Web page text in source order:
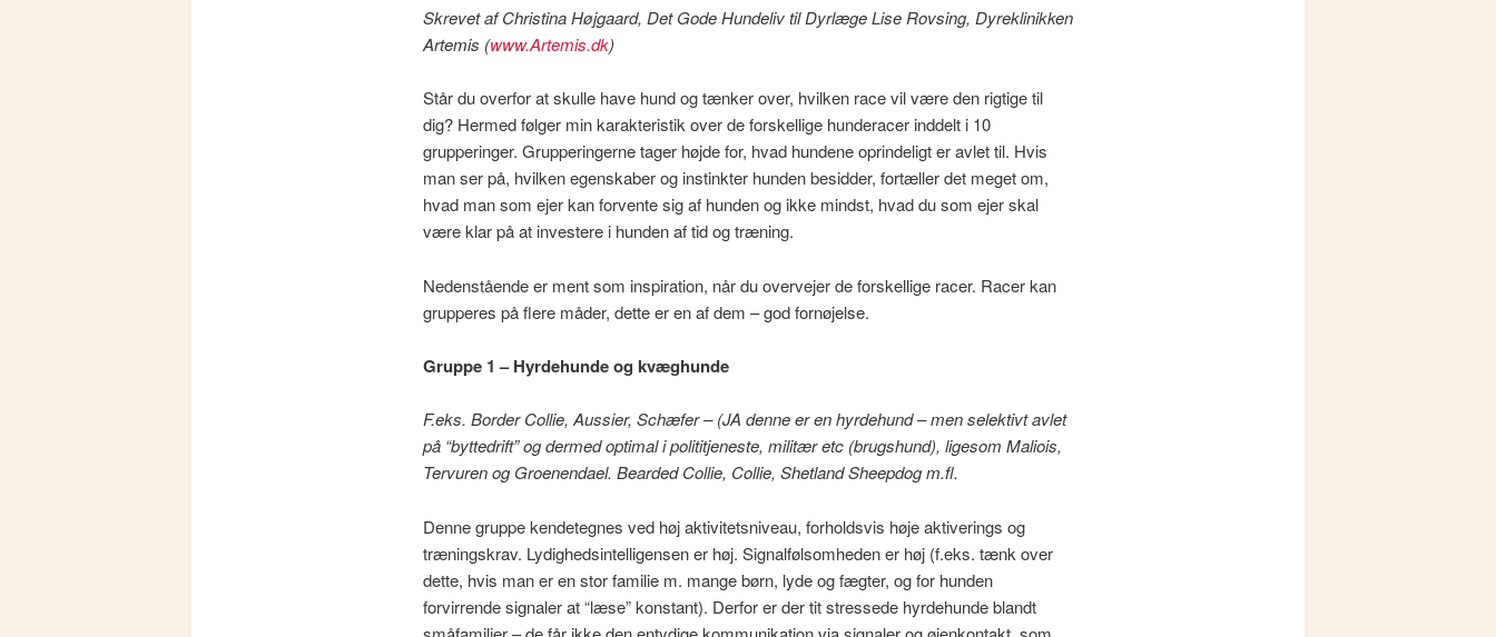
Skrevet af Christina Højgaard, Det Gode Hundeliv til Dyrlæge Lise Rovsing, Dyreklinikken
Artemis (www.Artemis.dk)
Står du overfor at skulle have hund og tænker over, hvilken race vil være den rigtige til
dig? Hermed følger min karakteristik over de forskellige hunderacer inddelt i 10
grupperinger. Grupperingerne tager højde for, hvad hundene oprindeligt er avlet til. Hvis
man ser på, hvilken egenskaber og instinkter hunden besidder, fortæller det meget om,
hvad man som ejer kan forvente sig af hunden og ikke mindst, hvad du som ejer skal
være klar på at investere i hunden af tid og træning.
Nedenstående er ment som inspiration, når du overvejer de forskellige racer. Racer kan
grupperes på flere måder, dette er en af dem – god fornøjelse.
Gruppe 1 – Hyrdehunde og kvæghunde
F.eks. Border Collie, Aussier, Schæfer – (JA denne er en hyrdehund – men selektivt avlet
på “byttedrift” og dermed optimal i polititjeneste, militær etc (brugshund), ligesom Maliois,
Tervuren og Groenendael. Bearded Collie, Collie, Shetland Sheepdog m.fl.
Denne gruppe kendetegnes ved høj aktivitetsniveau, forholdsvis høje aktiverings og
træningskrav. Lydighedsintelligensen er høj. Signalfølsomheden er høj (f.eks. tænk over
dette, hvis man er en stor familie m. mange børn, lyde og fægter, og for hunden
forvirrende signaler at “læse” konstant). Derfor er der tit stressede hyrdehunde blandt